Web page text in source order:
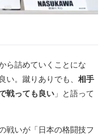
ら詰めていくことにな
い。蹴りありでも、 相手
戦っても良い 」と語って
戦いが「日本の格闘技フ